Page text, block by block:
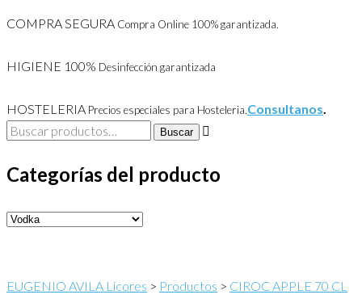
COMPRA SEGURA Compra Online 100% garantizada.
HIGIENE 100% Desinfección garantizada
HOSTELERIA Precios especiales para Hosteleria.Consultanos.
Buscar
Buscar
Categorías del producto
EUGENIO AVILA Licores > Productos > CIROC APPLE 70 CL